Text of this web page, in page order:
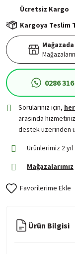
Ücretsiz Kargo
Kargoya Teslim
Mağazada
0286
Sorularınız için,
arasında
destek üzerinden
Ürünlerimiz 2
Mağazalarımız
Ürün Bilgisi